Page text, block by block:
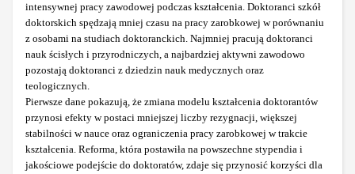
intensywnej pracy zawodowej podczas kształcenia. Doktoranci szkół
doktorskich spędzają mniej czasu na pracy zarobkowej w porównaniu
z osobami na studiach doktoranckich. Najmniej pracują doktoranci
nauk ścisłych i przyrodniczych, a najbardziej aktywni zawodowo
pozostają doktoranci z dziedzin nauk medycznych oraz
teologicznych.
Pierwsze dane pokazują, że zmiana modelu kształcenia doktorantów
przynosi efekty w postaci mniejszej liczby rezygnacji, większej
stabilności w nauce oraz ograniczenia pracy zarobkowej w trakcie
kształcenia. Reforma, która postawiła na powszechne stypendia i
jakościowe podejście do doktoratów, zdaje się przynosić korzyści dla